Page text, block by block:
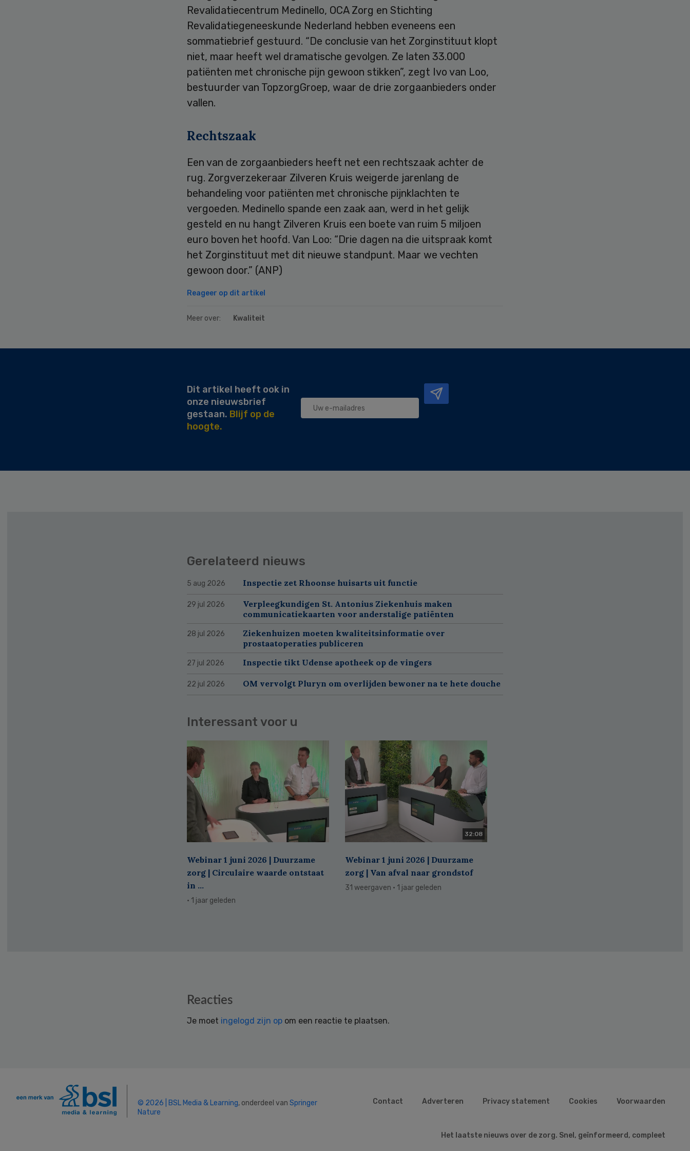
Revalidatiecentrum Medinello, OCA Zorg en Stichting
Revalidatiegeneeskunde Nederland hebben eveneens een
sommatiebrief gestuurd. “De conclusie van het Zorginstituut klopt
niet, maar heeft wel dramatische gevolgen. Ze laten 33.000
patiënten met chronische pijn gewoon stikken”, zegt Ivo van Loo,
bestuurder van TopzorgGroep, waar de drie zorgaanbieders onder
vallen.
Rechtszaak
Een van de zorgaanbieders heeft net een rechtszaak achter de
rug. Zorgverzekeraar Zilveren Kruis weigerde jarenlang de
behandeling voor patiënten met chronische pijnklachten te
vergoeden. Medinello spande een zaak aan, werd in het gelijk
gesteld en nu hangt Zilveren Kruis een boete van ruim 5 miljoen
euro boven het hoofd. Van Loo: “Drie dagen na die uitspraak komt
het Zorginstituut met dit nieuwe standpunt. Maar we vechten
gewoon door.” (ANP)
Reageer op dit artikel
Meer over: Kwaliteit
Dit artikel heeft ook in
onze nieuwsbrief
gestaan. Blijf op de
hoogte.
Gerelateerd nieuws
5 aug 2026 Inspectie zet Rhoonse huisarts uit functie
29 jul 2026
Verpleegkundigen St. Antonius Ziekenhuis maken
communicatiekaarten voor anderstalige patiënten
28 jul 2026
Ziekenhuizen moeten kwaliteitsinformatie over
prostaatoperaties publiceren
27 jul 2026 Inspectie tikt Udense apotheek op de vingers
22 jul 2026 OM vervolgt Pluryn om overlijden bewoner na te hete douche
Interessant voor u
Webinar 1 juni 2026 | Duurzame
zorg | Circulaire waarde ontstaat
in ...
· 1 jaar geleden
32:08
Webinar 1 juni 2026 | Duurzame
zorg | Van afval naar grondstof
31 weergaven · 1 jaar geleden
Reacties
Je moet ingelogd zijn op om een reactie te plaatsen.
© 2026 | BSL Media & Learning, onderdeel van Springer
Nature
Contact Adverteren Privacy statement Cookies Voorwaarden
Het laatste nieuws over de zorg. Snel, geïnformeerd, compleet